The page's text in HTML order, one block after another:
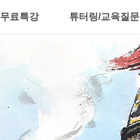
무료특강 튜터링/교육질문